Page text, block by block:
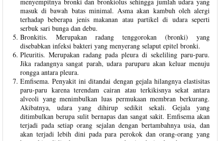
masuk di bawah batas minimal. Asma akan kambuh oleh alergi
terhadap beberapa jenis makanan atau partikel di udara seperti
serbuk sari bunga dan debu.
Bronkitis. Merupakan radang tenggorokan (bronki) yang
disebabkan infeksi bakteri yang menyerang selaput epitel bronki.
Pleuritis. Merupakan radang pada pleura di sekeliling paru-paru.
Jika radangnya sangat parah, udara paruparu akan keluar menuju
rongga antara pleura.
Emfisema. Penyakit ini ditandai dengan gejala hilangnya elastisitas
paru-paru karena terendam cairan atau terkikisnya sekat antara
alveoli yang menimbulkan luas permukaan membran berkurang.
Akibatnya, udara yang dihirup sedikit sekali. Gejala yang
ditimbulkan berupa sulit bernapas dan sangat sakit. Emfisema akan
terjadi pada setiap orang sejalan dengan bertambahnya usia, dan
akan terjadi lebih dini pada para perokok dan orang-orang yang